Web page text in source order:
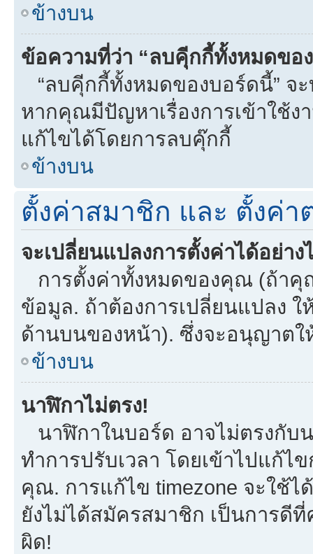
ข้างบน
ข้อความที่ว่า “ลบคุีกกี้ทั้งหมดขอ
“ลบคุีกกี้ทั้งหมดของบอร์ดนี้” จ
หากคุณมีปัญหาเรื่องการเข้าใช้ง
แก้ไขได้โดยการลบคุ๊กกี้
ข้างบน
ตั้งค่าสมาชิก และ ตั้งค่า
จะเปลี่ยนแปลงการตั้งค่าได้อย่าง
การตั้งค่าทั้งหมดของคุณ (ถ้าคุ
ข้อมูล. ถ้าต้องการเปลี่ยนแปลง
ด้านบนของหน้า). ซึ่งจะอนุญาต
ข้างบน
นาฬิกาไม่ตรง!
นาฬิกาในบอร์ด อาจไม่ตรงกั
ทำการปรับเวลา โดยเข้าไปแก้ไ
คุณ. การแก้ไข timezone จะใช้
ยังไม่ได้สมัครสมาชิก เป็นการ
ผิด!